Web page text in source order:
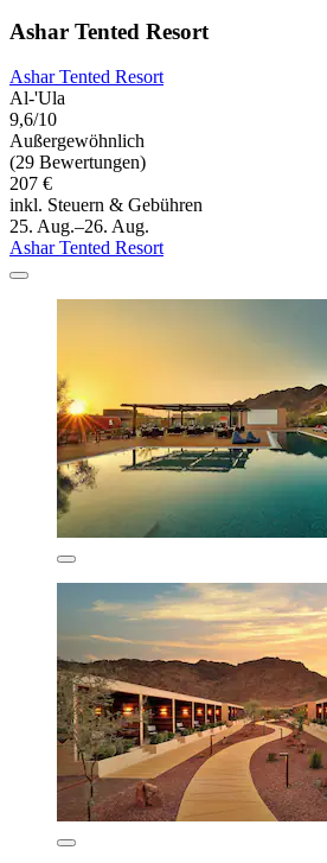
Ashar Tented Resort
Ashar Tented Resort
Al-'Ula
9,6/10
Außergewöhnlich
(29 Bewertungen)
207 €
inkl. Steuern & Gebühren
25. Aug.–26. Aug.
Ashar Tented Resort